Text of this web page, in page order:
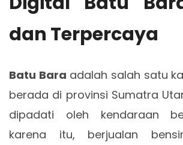
dan Terpercaya
Batu Bara adalah salah satu
berada di provinsi Sumatra
dipadati oleh kendaraan
karena itu, berjualan